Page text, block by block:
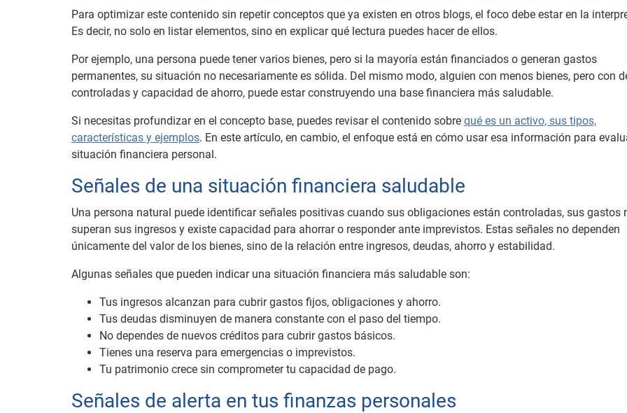
Para optimizar este contenido sin repetir conceptos que ya existen en otros blogs, el foco debe estar en la
Es decir, no solo en listar elementos, sino en explicar qué lectura puedes hacer de ellos.
Por ejemplo, una persona puede tener varios bienes, pero si la mayoría están financiados o generan gastos
permanentes, su situación no necesariamente es sólida. Del mismo modo, alguien con menos bienes, pero con
controladas y capacidad de ahorro, puede estar construyendo una base financiera más saludable.
Si necesitas profundizar en el concepto base, puedes revisar el contenido sobre qué es un activo, sus tipos,
características y ejemplos. En este artículo, en cambio, el enfoque está en cómo usar esa información para
situación financiera personal.
Señales de una situación financiera saludable
Una persona natural puede identificar señales positivas cuando sus obligaciones están controladas, sus gastos
superan sus ingresos y existe capacidad para ahorrar o responder ante imprevistos. Estas señales no dependen
únicamente del valor de los bienes, sino de la relación entre ingresos, deudas, ahorro y estabilidad.
Algunas señales que pueden indicar una situación financiera más saludable son:
Tus ingresos alcanzan para cubrir gastos fijos, obligaciones y ahorro.
Tus deudas disminuyen de manera constante con el paso del tiempo.
No dependes de nuevos créditos para cubrir gastos básicos.
Tienes una reserva para emergencias o imprevistos.
Tu patrimonio crece sin comprometer tu capacidad de pago.
Señales de alerta en tus finanzas personales